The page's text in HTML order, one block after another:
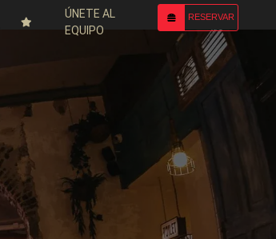
ÚNETE AL
EQUIPO
RESERVAR